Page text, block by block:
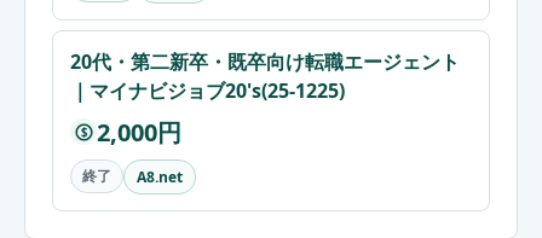
20代・第二新卒・既卒向け転職エージェント
｜マイナビジョブ20's(25-1225)
$ 2,000円
終了 A8.net